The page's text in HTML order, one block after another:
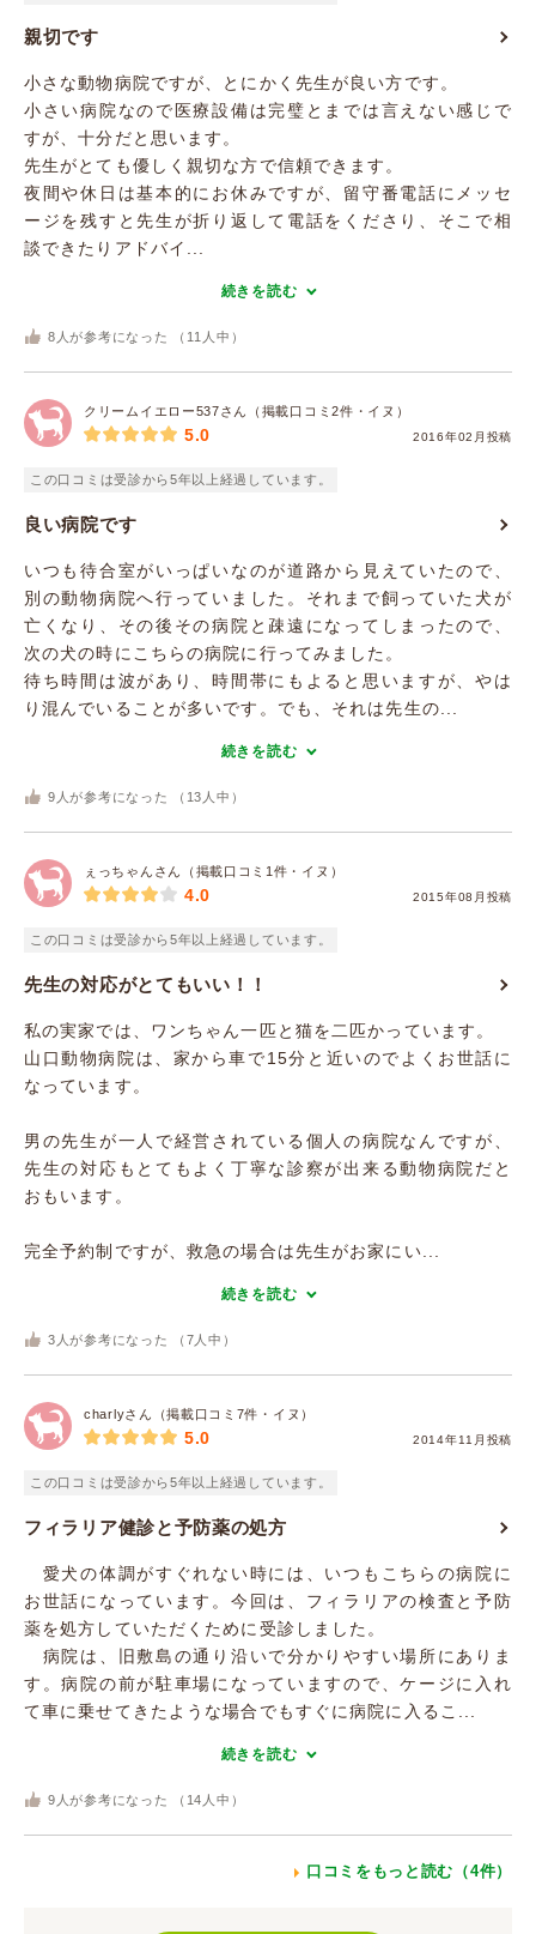
親切です
小さな動物病院ですが、とにかく先生が良い方です。
小さい病院なので医療設備は完璧とまでは言えない感じで
すが、十分だと思います。
先生がとても優しく親切な方で信頼できます。
夜間や休日は基本的にお休みですが、留守番電話にメッセ
ージを残すと先生が折り返して電話をくださり、そこで相
談できたりアドバイ...
続きを読む
8 人が参考になった （ 11 人中）
クリームイエロー537さん（掲載口コミ2件・イヌ）
2016年02月投稿
5.0
この口コミは受診から5年以上経過しています。
良い病院です
いつも待合室がいっぱいなのが道路から見えていたので、
別の動物病院へ行っていました。それまで飼っていた犬が
亡くなり、その後その病院と疎遠になってしまったので、
次の犬の時にこちらの病院に行ってみました。
待ち時間は波があり、時間帯にもよると思いますが、やは
り混んでいることが多いです。でも、それは先生の...
続きを読む
9 人が参考になった （ 13 人中）
ぇっちゃんさん（掲載口コミ1件・イヌ）
2015年08月投稿
4.0
この口コミは受診から5年以上経過しています。
先生の対応がとてもいい！！
私の実家では、ワンちゃん一匹と猫を二匹かっています。
山口動物病院は、家から車で15分と近いのでよくお世話に
なっています。
男の先生が一人で経営されている個人の病院なんですが、
先生の対応もとてもよく丁寧な診察が出来る動物病院だと
おもいます。
完全予約制ですが、救急の場合は先生がお家にい...
続きを読む
3 人が参考になった （ 7 人中）
charlyさん（掲載口コミ7件・イヌ）
2014年11月投稿
5.0
この口コミは受診から5年以上経過しています。
フィラリア健診と予防薬の処方
愛犬の体調がすぐれない時には、いつもこちらの病院に
お世話になっています。今回は、フィラリアの検査と予防
薬を処方していただくために受診しました。
病院は、旧敷島の通り沿いで分かりやすい場所にありま
す。病院の前が駐車場になっていますので、ケージに入れ
て車に乗せてきたような場合でもすぐに病院に入るこ...
続きを読む
9 人が参考になった （ 14 人中）
口コミをもっと読む（4件）